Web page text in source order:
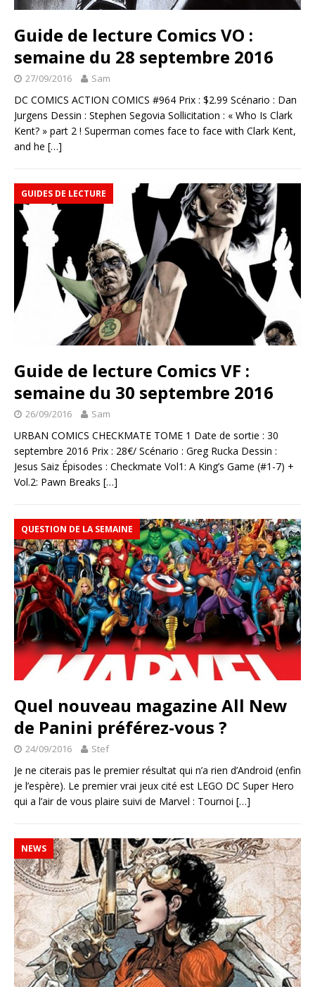
Guide de lecture Comics VO :
semaine du 28 septembre 2016
27/09/2016 Sam
DC COMICS ACTION COMICS #964 Prix : $2.99 Scénario : Dan
Jurgens Dessin : Stephen Segovia Sollicitation : « Who Is Clark
Kent? » part 2 ! Superman comes face to face with Clark Kent,
and he […]
GUIDES DE LECTURE
Guide de lecture Comics VF :
semaine du 30 septembre 2016
26/09/2016 Sam
URBAN COMICS CHECKMATE TOME 1 Date de sortie : 30
septembre 2016 Prix : 28€/ Scénario : Greg Rucka Dessin :
Jesus Saiz Épisodes : Checkmate Vol1: A King’s Game (#1-7) +
Vol.2: Pawn Breaks […]
QUESTION DE LA SEMAINE
Quel nouveau magazine All New
de Panini préférez-vous ?
24/09/2016 Stef
Je ne citerais pas le premier résultat qui n’a rien d’Android (enfin
je l’espère). Le premier vrai jeux cité est LEGO DC Super Hero
qui a l’air de vous plaire suivi de Marvel : Tournoi […]
NEWS